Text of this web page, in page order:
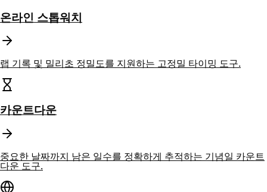
온라인 스톱워치
랩 기록 및 밀리초 정밀도를 지원하는 고정밀 타이밍 도구.
카운트다운
중요한 날짜까지 남은 일수를 정확하게 추적하는 기념일 카운트
다운 도구.